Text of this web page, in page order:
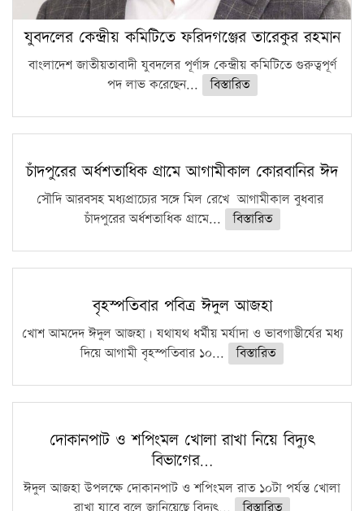
যুবদলের কেন্দ্রীয় কমিটিতে ফরিদগঞ্জের তারেকুর রহমান
বাংলাদেশ জাতীয়তাবাদী যুবদলের পূর্ণাঙ্গ কেন্দ্রীয় কমিটিতে গুরুত্বপূর্ণ
পদ লাভ করেছেন...
বিস্তারিত
চাঁদপুরের অর্ধশতাধিক গ্রামে আগামীকাল কোরবানির ঈদ
সৌদি আরবসহ মধ্যপ্রাচ্যের সঙ্গে মিল রেখে আগামীকাল বুধবার
চাঁদপুরের অর্ধশতাধিক গ্রামে...
বিস্তারিত
বৃহস্পতিবার পবিত্র ঈদুল আজহা
খোশ আমদেদ ঈদুল আজহা। যথাযথ ধর্মীয় মর্যাদা ও ভাবগাম্ভীর্যের মধ্য
দিয়ে আগামী বৃহস্পতিবার ১০...
বিস্তারিত
দোকানপাট ও শপিংমল খোলা রাখা নিয়ে বিদ্যুৎ
বিভাগের…
ঈদুল আজহা উপলক্ষে দোকানপাট ও শপিংমল রাত ১০টা পর্যন্ত খোলা